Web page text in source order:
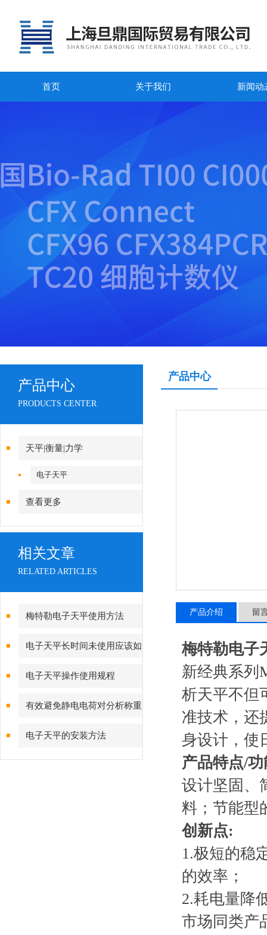
首页 关于我们 新闻动
产品中心
PRODUCTS CENTER
天平|衡量|力学
电子天平
查看更多
相关文章
RELATED ARTICLES
梅特勒电子天平使用方法
电子天平长时间未使用应该如
何校准
电子天平操作使用规程
有效避免静电电荷对分析称重
的影响
电子天平的安装方法
产品中心
产品介绍 留
梅特勒电子
新经典系列
析天平不但
准技术，还
身设计，使
产品特点/
设计坚固、
料；节能型
创新点:
1.极短的稳
的效率；
2.耗电量降
市场同类产